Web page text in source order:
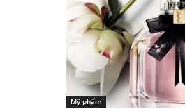
Mỹ phẩm